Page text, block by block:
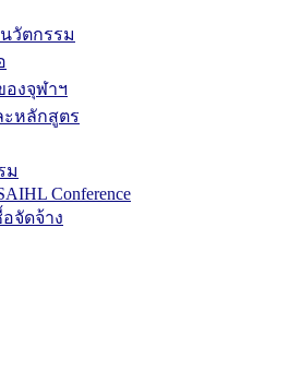
วัตกรรม
งจุฬาฯ
ะหลักสูตร
ม
Conference
จัดจ้าง